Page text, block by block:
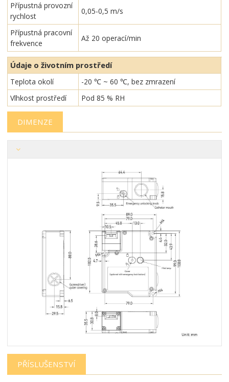
Přípustná provozní
rychlost
0,05-0,5 m/s
Přípustná pracovní
frekvence
Až 20 operací/min
Údaje o životním prostředí
Teplota okolí
-20 ℃ ~ 60 ℃, bez zmrazení
Vlhkost prostředí
Pod 85 % RH
DIMENZE
PŘÍSLUŠENSTVÍ